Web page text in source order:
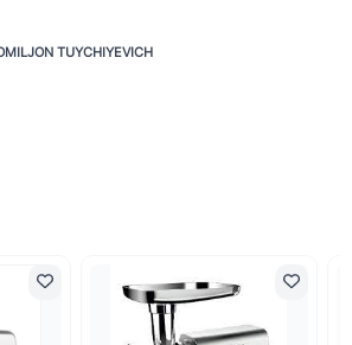
TUYCHIYEVICH